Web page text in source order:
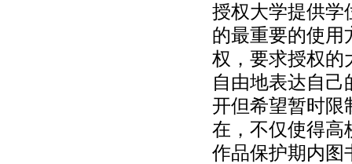
授权大学提供学
的最重要的使用
权，要求授权的
自由地表达自
开但希望暂时限
在，不仅使得高
作品保护期内图